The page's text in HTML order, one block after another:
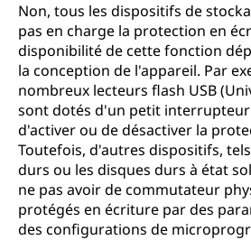
Non, tous les dispositifs de
pas en charge la protection en
disponibilité de cette fonction
la conception de l'appareil. Par
nombreux lecteurs flash USB
sont dotés d'un petit
d'activer ou de désactiver la
Toutefois, d'autres dispositifs,
durs ou les disques durs à état
ne pas avoir de commutateur
protégés en écriture par des
des configurations de